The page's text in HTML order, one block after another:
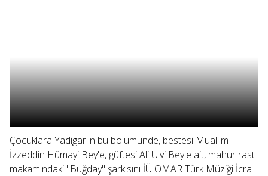
Çocuklara Yadigar'ın bu bölümünde, bestesi Muallim
İzzeddin Hümayi Bey'e, güftesi Ali Ulvi Bey'e ait, mahur rast
makamındaki "Buğday" şarkısını İÜ OMAR Türk Müziği İcra